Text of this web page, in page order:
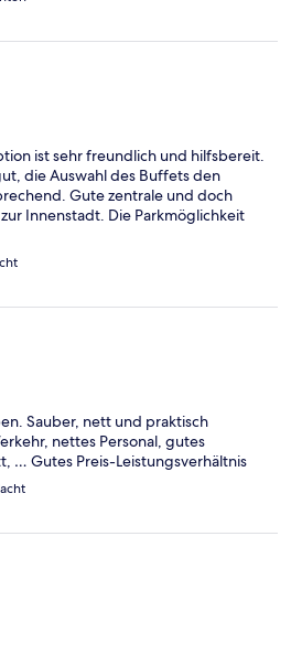
ist sehr freundlich und hilfsbereit.
die Auswahl des Buffets den
Gute zentrale und doch
Innenstadt. Die Parkmöglichkeit
Sauber, nett und praktisch
nettes Personal, gutes
… Gutes Preis-Leistungsverhältnis